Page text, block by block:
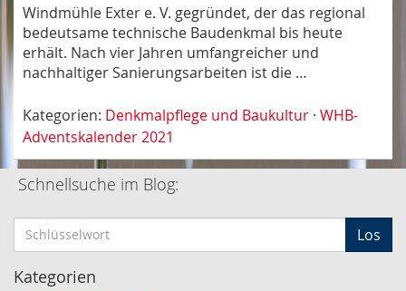
Windmühle Exter e. V. gegründet, der das regional
bedeutsame technische Baudenkmal bis heute
erhält. Nach vier Jahren umfangreicher und
nachhaltiger Sanierungsarbeiten ist die …
Kategorien: Denkmalpflege und Baukultur · WHB-
Adventskalender 2021
Schnellsuche im Blog:
c
h
Los
Kategorien